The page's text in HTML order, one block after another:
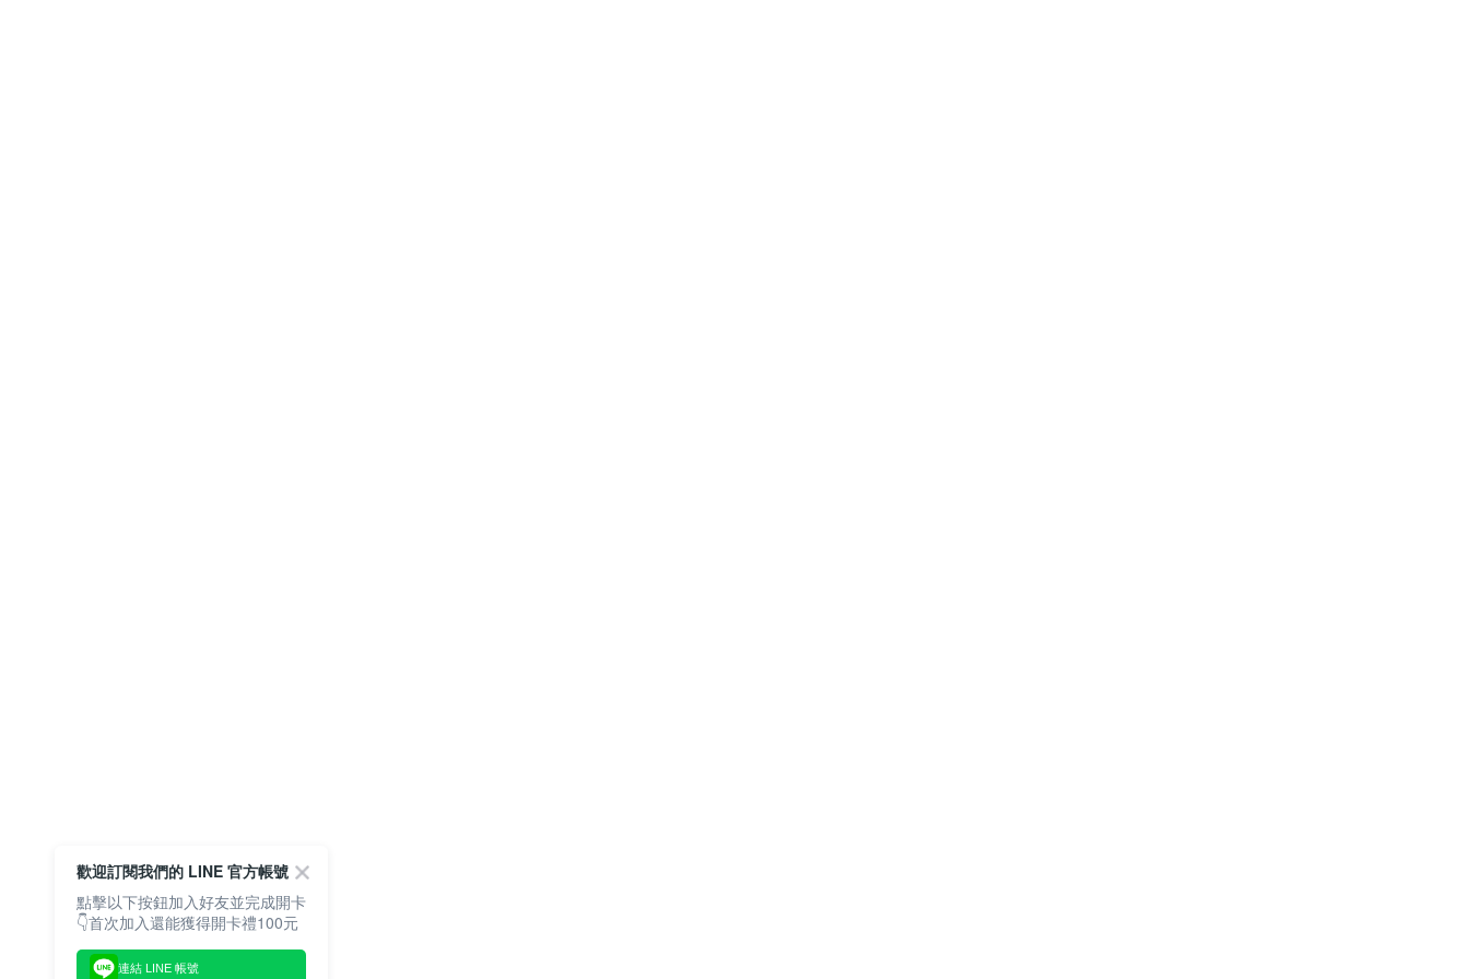
歡迎訂閱我們的 LINE 官方帳號
點擊以下按鈕加入好友並完成開卡
👇首次加入還能獲得開卡禮100元
連結 LINE 帳號